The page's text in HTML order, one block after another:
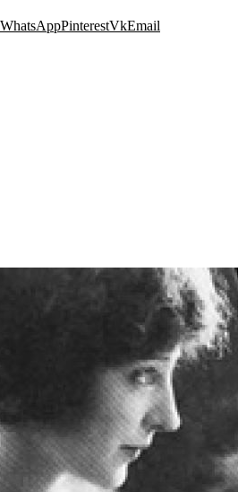
WhatsAppPinterestVkEmail